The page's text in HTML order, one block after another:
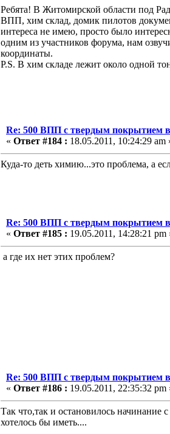
Ребята! В Житомирской области под
ВПП, хим склад, домик пилотов
интереса не имею, просто было
одним из участников форума, нам
координаты.
P.S. В хим складе лежит около одной
Re: 500 ВПП с твердым покрытием
« Ответ #184 : 18.05.2011, 10:24:29 am
Куда-то деть химию...это проблема, а
Re: 500 ВПП с твердым покрытием
« Ответ #185 : 19.05.2011, 14:28:21 pm
а где их нет этих проблем?
Re: 500 ВПП с твердым покрытием
« Ответ #186 : 19.05.2011, 22:35:32 pm
Так что,так и остановилось
хотелось бы иметь....